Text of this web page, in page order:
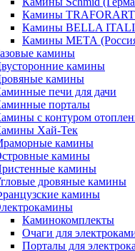
Камины
Камины BELLA
Камины МЕТА
камины
камины
камины
печи для дачи
порталы
с контуром
Хай-Тек
камины
камины
камины
дровяные камины
камины
Каминокомплекты
Очаги для
Порталы для